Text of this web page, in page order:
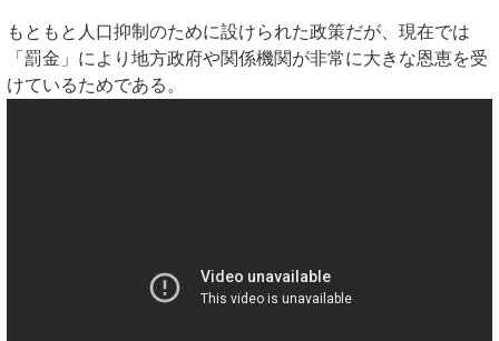
もともと人口抑制のために設けられた政策だが、現在では
「罰金」により地方政府や関係機関が非常に大きな恩恵を受
けているためである。